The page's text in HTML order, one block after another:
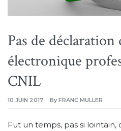
Pas de déclaration
électronique
CNIL
10 JUIN 2017 By FRANC MULLER
Fut un temps, pas si lointain,